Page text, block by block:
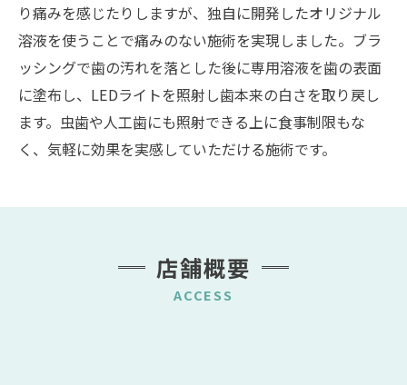
り痛みを感じたりしますが、独自に開発したオリジナル
溶液を使うことで痛みのない施術を実現しました。ブラ
ッシングで歯の汚れを落とした後に専用溶液を歯の表面
に塗布し、LEDライトを照射し歯本来の白さを取り戻し
ます。虫歯や人工歯にも照射できる上に食事制限もな
く、気軽に効果を実感していただける施術です。
店舗概要
ACCESS